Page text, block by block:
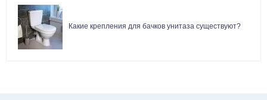
Какие крепления для бачков унитаза существуют?